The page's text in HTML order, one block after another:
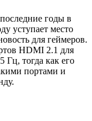
годы в
уступает место
для геймеров.
HDMI 2.1 для
Гц, тогда как его
портами и